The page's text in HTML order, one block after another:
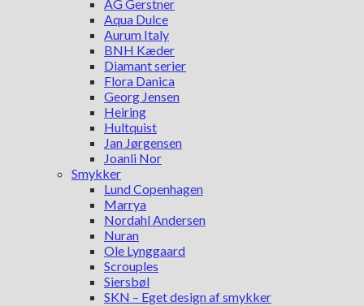
AG Gerstner
Aqua Dulce
Aurum Italy
BNH Kæder
Diamant serier
Flora Danica
Georg Jensen
Heiring
Hultquist
Jan Jørgensen
Joanli Nor
Smykker
Lund Copenhagen
Marrya
Nordahl Andersen
Nuran
Ole Lynggaard
Scrouples
Siersbøl
SKN – Eget design af smykker